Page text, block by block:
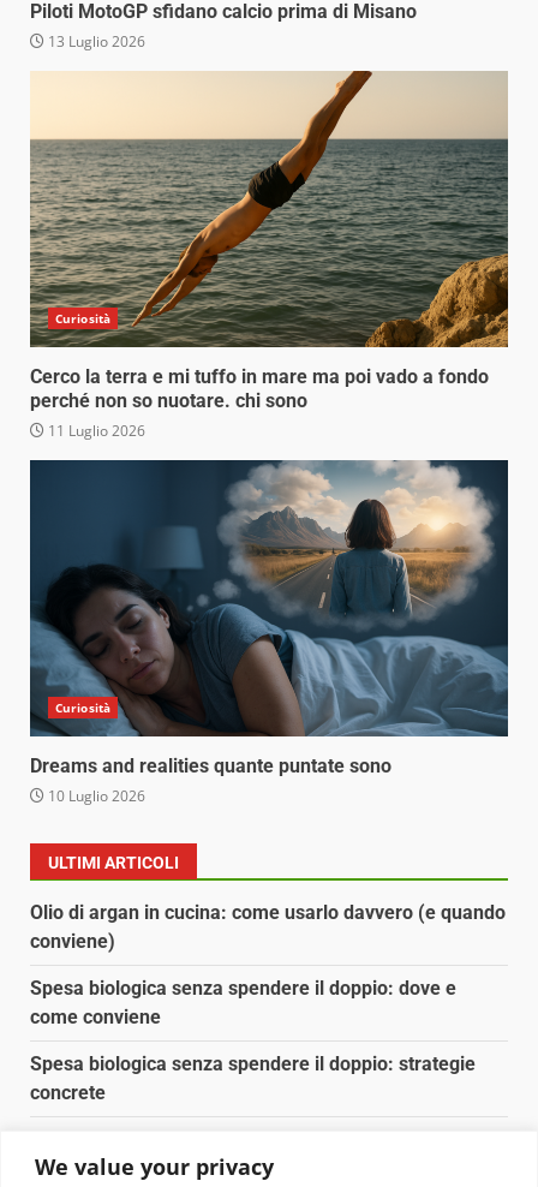
We value your privacy
Piloti MotoGP sfidano calcio prima di Misano
13 Luglio 2026
Curiosità
Cerco la terra e mi tuffo in mare ma poi vado a fondo
perché non so nuotare. chi sono
11 Luglio 2026
Curiosità
Dreams and realities quante puntate sono
10 Luglio 2026
ULTIMI ARTICOLI
Olio di argan in cucina: come usarlo davvero (e quando
conviene)
Spesa biologica senza spendere il doppio: dove e
come conviene
Spesa biologica senza spendere il doppio: strategie
concrete